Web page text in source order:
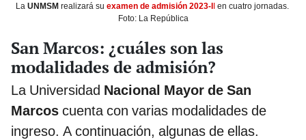
La UNMSM realizará su examen de admisión 2023-IIen cuatro jornadas.
Foto: La República
San Marcos: ¿cuáles son las
modalidades de admisión?
La Universidad Nacional Mayor de San
Marcos cuenta con varias modalidades de
ingreso. A continuación, algunas de ellas.